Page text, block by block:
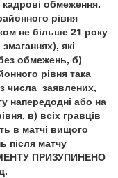
обмеження.
рівня
не більше 21 року
які
обмежень, б)
рівня така
числа заявлених,
напередодні або на
в) всіх гравців
в матчі вищого
після матчу
ПРИЗУПИНЕНО